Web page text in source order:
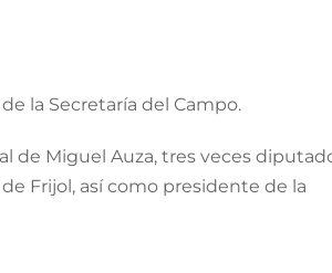
la Secretaría del Campo.
de Miguel Auza, tres veces
Frijol, así como presidente de la